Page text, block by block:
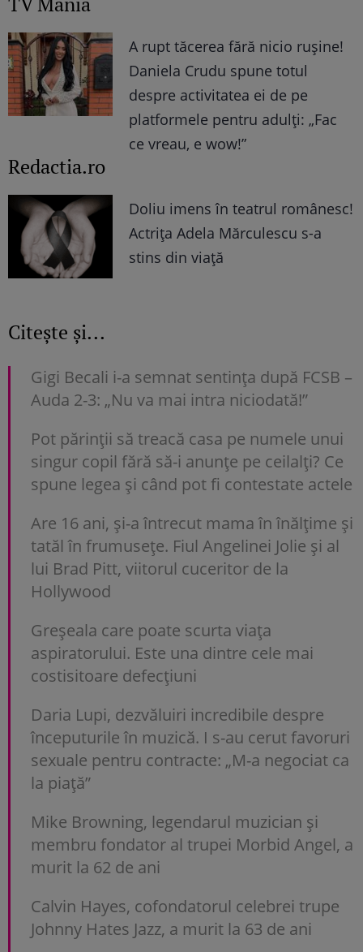
A rupt tăcerea fără nicio rușine!
Daniela Crudu spune totul
despre activitatea ei de pe
platformele pentru adulți: „Fac
ce vreau, e wow!”
Redactia.ro
Doliu imens în teatrul românesc!
Actrița Adela Mărculescu s-a
stins din viață
Citește și...
Gigi Becali i-a semnat sentința după FCSB –
Auda 2-3: „Nu va mai intra niciodată!”
Pot părinții să treacă casa pe numele unui
singur copil fără să-i anunțe pe ceilalți? Ce
spune legea și când pot fi contestate actele
Are 16 ani, și-a întrecut mama în înălțime și
tatăl în frumusețe. Fiul Angelinei Jolie și al
lui Brad Pitt, viitorul cuceritor de la
Hollywood
Greșeala care poate scurta viața
aspiratorului. Este una dintre cele mai
costisitoare defecțiuni
Daria Lupi, dezvăluiri incredibile despre
începuturile în muzică. I s-au cerut favoruri
sexuale pentru contracte: „M-a negociat ca
la piață”
Mike Browning, legendarul muzician și
membru fondator al trupei Morbid Angel, a
murit la 62 de ani
Calvin Hayes, cofondatorul celebrei trupe
Johnny Hates Jazz, a murit la 63 de ani